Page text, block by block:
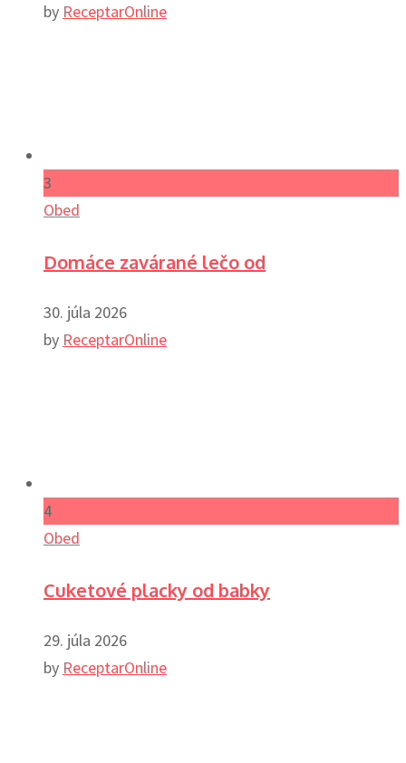
by ReceptarOnline
3
Obed
Domáce zavárané lečo od
30. júla 2026
by ReceptarOnline
4
Obed
Cuketové placky od babky
29. júla 2026
by ReceptarOnline